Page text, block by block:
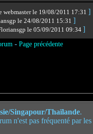
webmaster le 19/08/2011 17:31 ]
le 24/08/2011 15:31 ]
le 05/09/2011 09:34 ]
- Page précédente
Singapour/Thaïlande.
n'est pas fréquenté par